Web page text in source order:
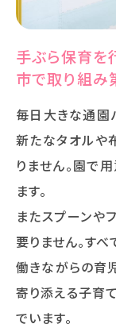
手ぶら保育を
市で取り組み
毎日大きな通園
新たなタオルや
りません。園で
ます。
またスプーンや
要りません。す
働きながらの育
寄り添える子育
でいます。